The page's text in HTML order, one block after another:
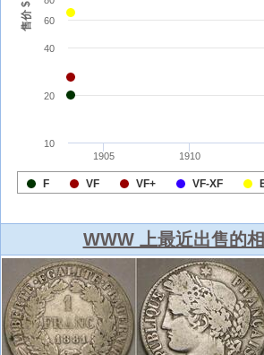
WWW 上最近出售的